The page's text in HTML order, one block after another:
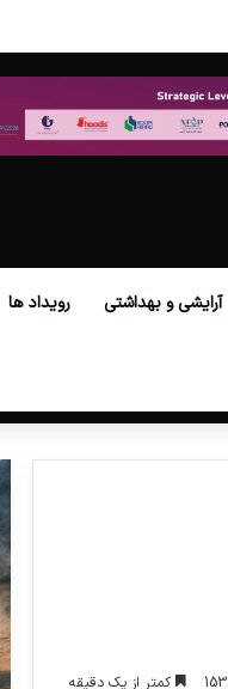
آرایشی و بهداشتی رویداد ها
153 کمتر از یک دقیقه